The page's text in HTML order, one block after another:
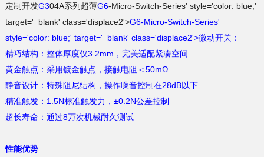
定制开发G304A系列超薄G6
target='_blank' class='displace2'>
style='color: blue;' target='_blank' class='displace2'>微动开关：
精巧结构：整体厚度仅3.2mm，完美适配紧凑空间
黄金触点：采用镀金触点，接触电阻＜50mΩ
静音设计：特殊阻尼结构，操作噪音控制在28dB以下
精准触发：1.5N标准触发力，±0.2N公差控制
超长寿命：通过8万次机械耐久测试
性能优势